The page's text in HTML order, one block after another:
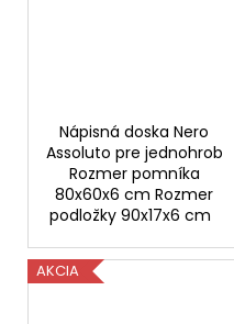
Nápisná doska Nero
Assoluto pre jednohrob
Rozmer pomníka
80x60x6 cm Rozmer
podložky 90x17x6 cm
AKCIA